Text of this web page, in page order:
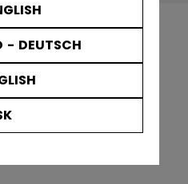
- DEUTSCH